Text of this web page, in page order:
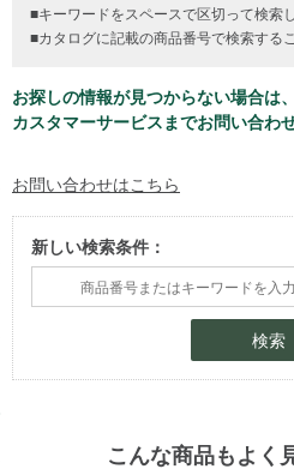
■キーワードをスペースで区切って検索
■カタログに記載の商品番号で検索する
お探しの情報が見つからない場合は、
カスタマーサービスまでお問い合わ
お問い合わせはこちら
新しい検索条件：
検索
こんな商品もよく